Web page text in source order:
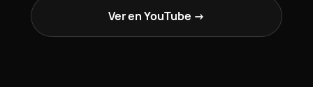
Ver en YouTube →